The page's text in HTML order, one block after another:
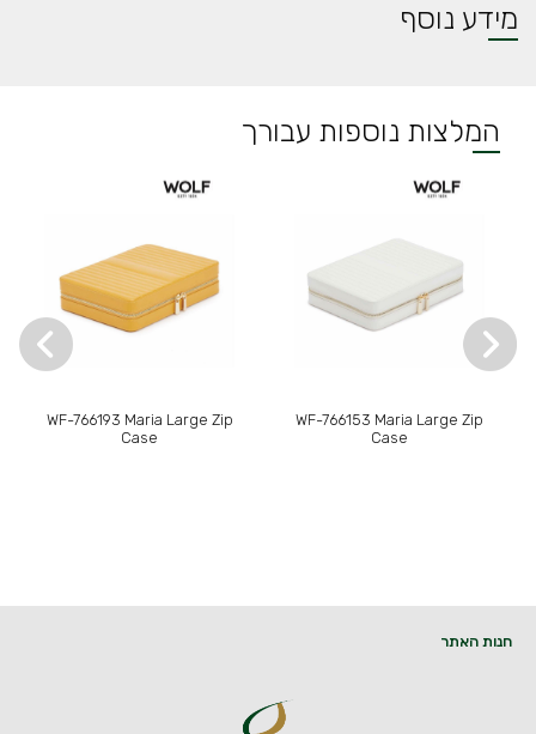
מידע נוסף
המלצות נוספות עבורך
WF-766153 Maria Large Zip
Case
WF-766193 Maria Large Zip
Case
חנות האתר